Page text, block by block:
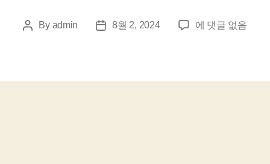
PostBy admin
Post8월 2, 2024
오
냉
에 댓글 없음